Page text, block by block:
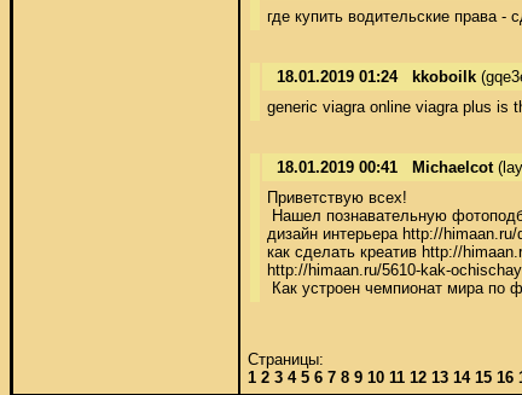
где купить водительские права -
18.01.2019 01:24 kkoboilk
generic viagra online viagra plus is
18.01.2019 00:41 Michaelcot
Приветствую всех!
Нашел познавательную
дизайн интерьера http://himaan.ru/
как сделать креатив http://
http://himaan.ru/5610-kak-
Как устроен чемпионат мира по
Страницы:
1 2 3 4 5 6 7 8 9 10 11 12 13 14 15 16